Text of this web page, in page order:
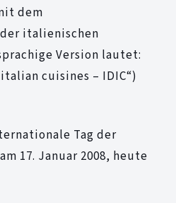
dem
italienischen
Version lautet:
cuisines – IDIC“)
Tag der
17. Januar 2008, heute